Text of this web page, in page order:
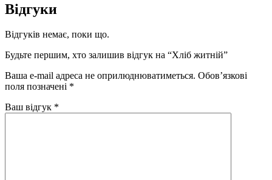
Відгуки
Відгуків немає, поки що.
Будьте першим, хто залишив відгук на “Хліб житній”
Ваша e-mail адреса не оприлюднюватиметься. Обов’язкові
поля позначені *
Ваш відгук *